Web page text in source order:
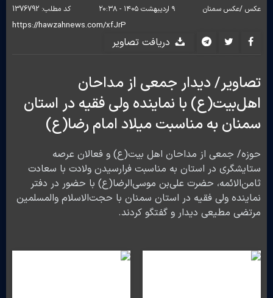
عکس /عکس سمنان ۹ اردیبهشت ۱۴۰۵ - ۲۰:۳۸ کد مطلب: 1376792
دریافت تصاویر
تصاویر/ دیدار جمعی از مداحان
اهل‌بیت(ع) با نماینده ولی فقیه در استان
سمنان به مناسبت میلاد امام رضا(ع)
حوزه/ جمعی از مداحان اهل بیت(ع) و فعالان عرصه
ستایشگری در استان به مناسبت فرارسیدن ولادت با سعادت
ثامن‌الائمه، حضرت علی‌بن موسی‌الرضا(ع) با حضور در دفتر
نماینده ولی فقیه در استان سمنان با حجت‌الاسلام والمسلمین
مرتضی مطیعی دیدار و گفتگو کردند.